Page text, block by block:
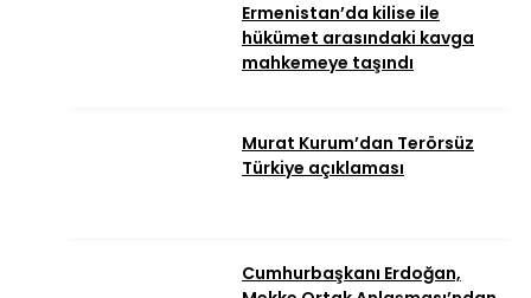
Ermenistan’da kilise ile
hükümet arasındaki kavga
mahkemeye taşındı
Murat Kurum’dan Terörsüz
Türkiye açıklaması
Cumhurbaşkanı Erdoğan,